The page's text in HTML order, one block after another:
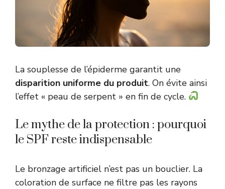
La souplesse de l’épiderme garantit une
disparition uniforme du produit. On évite ainsi
l’effet « peau de serpent » en fin de cycle.
Le mythe de la protection : pourquoi
le SPF reste indispensable
Le bronzage artificiel n’est pas un bouclier. La
coloration de surface ne filtre pas les rayons